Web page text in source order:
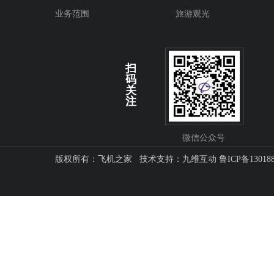
业务范围
旅游观光
扫
码
关
注
微信公众号
版权所有：飞机之家 技术支持： 九维互动 鲁ICP备